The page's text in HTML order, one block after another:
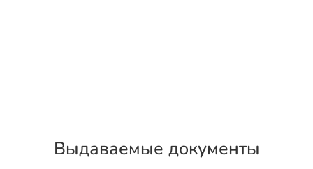
Выдаваемые документы